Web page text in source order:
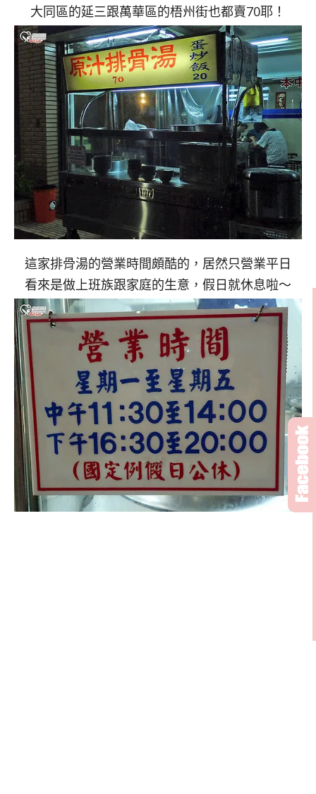
大同區的延三跟萬華區的梧州街也都賣70耶！
這家排骨湯的營業時間頗酷的，居然只營業平日
看來是做上班族跟家庭的生意，假日就休息啦～